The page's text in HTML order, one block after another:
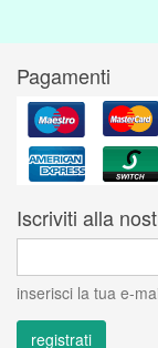
Pagamenti
Iscriviti alla
inserisci la tua e-